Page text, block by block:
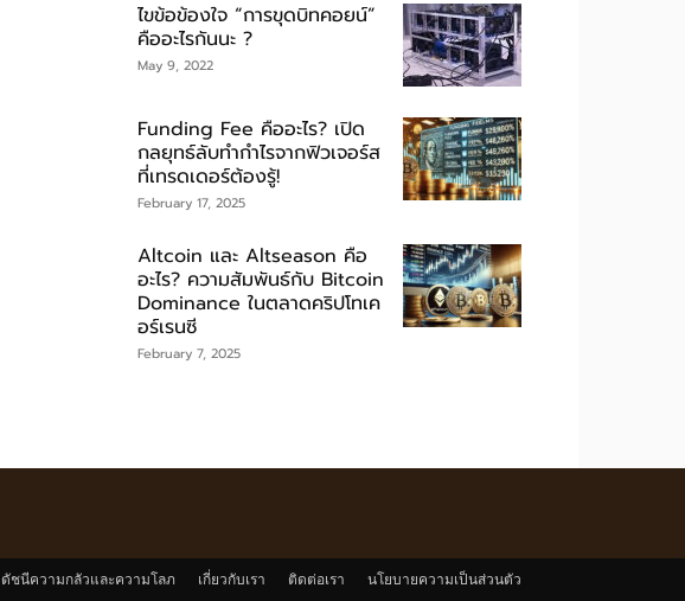
ไขข้อข้องใจ “การขุดบิทคอยน์”
คืออะไรกันนะ ?
May 9, 2022
Funding Fee คืออะไร? เปิด
กลยุทธ์ลับทำกำไรจากฟิวเจอร์ส
ที่เทรดเดอร์ต้องรู้!
February 17, 2025
Altcoin และ Altseason คือ
อะไร? ความสัมพันธ์กับ Bitcoin
Dominance ในตลาดคริปโทเค
อร์เรนซี
February 7, 2025
ดัชนีความกลัวและความโลภ เกี่ยวกับเรา ติดต่อเรา นโยบายความเป็นส่วนตัว